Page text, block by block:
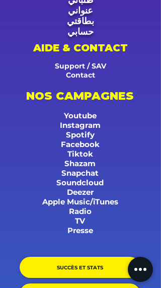
عنواني
بطاقتي
حسابي
AIDE & CONTACT
Support / SAV
Contact
NOS CAMPAGNES
Youtube
Instagram
Spotify
Facebook
Tiktok
Shazam
Snapchat
Soundcloud
Deezer
Apple Music/iTunes
Radio
TV
Presse
SUCCÈS ET STATS